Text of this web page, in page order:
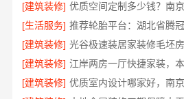
[建筑装修]
[生活服务]
[建筑装修]
[建筑装修]
[建筑装修]